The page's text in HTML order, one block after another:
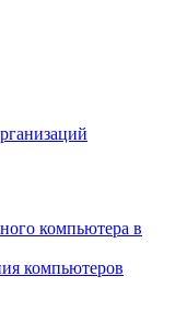
компьютера в
компьютеров